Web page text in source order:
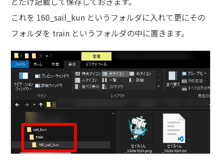
これを 160_sail_kun というフォルダに入れて更にその
フォルダを train というフォルダの中に置きます。